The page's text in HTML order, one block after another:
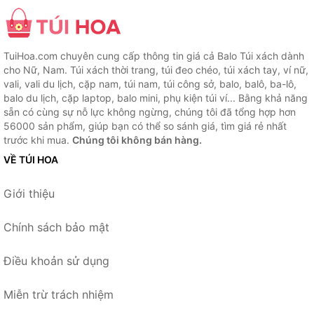
TuiHoa.com chuyên cung cấp thông tin giá cả Balo Túi xách dành
cho Nữ, Nam. Túi xách thời trang, túi đeo chéo, túi xách tay, ví nữ,
vali, vali du lịch, cặp nam, túi nam, túi công sở, balo, balô, ba-lô,
balo du lịch, cặp laptop, balo mini, phụ kiện túi ví... Bằng khả năng
sẵn có cùng sự nỗ lực không ngừng, chúng tôi đã tổng hợp hơn
56000 sản phẩm, giúp bạn có thể so sánh giá, tìm giá rẻ nhất
trước khi mua. Chúng tôi không bán hàng.
VỀ TÚI HOA
Giới thiệu
Chính sách bảo mật
Điều khoản sử dụng
Miễn trừ trách nhiệm